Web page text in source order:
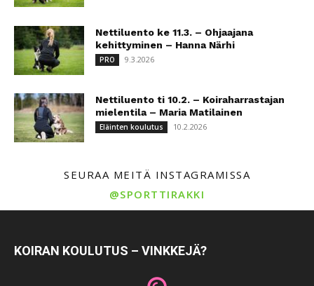
Nettiluento ke 11.3. – Ohjaajana
kehittyminen – Hanna Närhi
PRO 9.3.2026
Nettiluento ti 10.2. – Koiraharrastajan
mielentila – Maria Matilainen
Eläinten koulutus 10.2.2026
SEURAA MEITÄ INSTAGRAMISSA
@SPORTTIRAKKI
KOIRAN KOULUTUS – VINKKEJÄ?